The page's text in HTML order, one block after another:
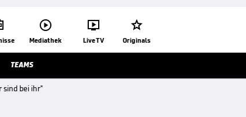

Mediathek

Live TV

Originals
TEAMS
sind bei ihr"